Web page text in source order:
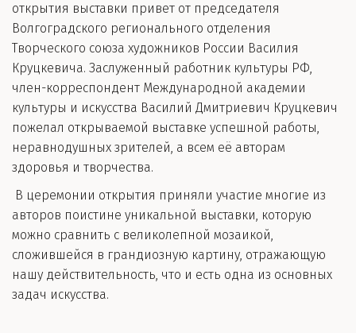
открытия выставки привет от председателя
Волгоградского регионального отделения
Творческого союза художников России Василия
Круцкевича. Заслуженный работник культуры РФ,
член-корреспондент Международной академии
культуры и искусства Василий Дмитриевич Круцкевич
пожелал открываемой выставке успешной работы,
неравнодушных зрителей, а всем её авторам
здоровья и творчества.
В церемонии открытия приняли участие многие из
авторов поистине уникальной выставки, которую
можно сравнить с великолепной мозаикой,
сложившейся в грандиозную картину, отражающую
нашу действительность, что и есть одна из основных
задач искусства.